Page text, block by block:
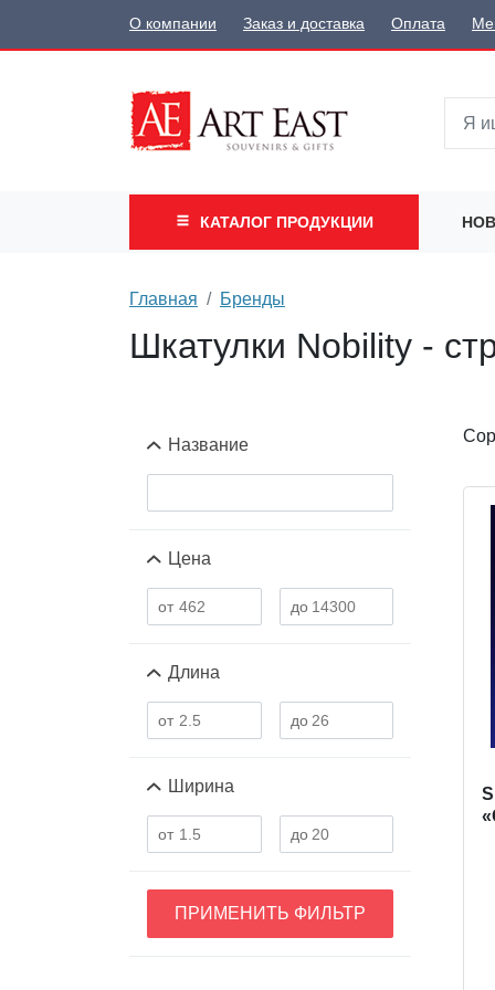
О компании Заказ и доставка Оплата
КАТАЛОГ ПРОДУКЦИИ
Главная Бренды
Шкатулки Nobility -
Название
Цена
Длина
Ширина
ПРИМЕНИТЬ ФИЛЬТР